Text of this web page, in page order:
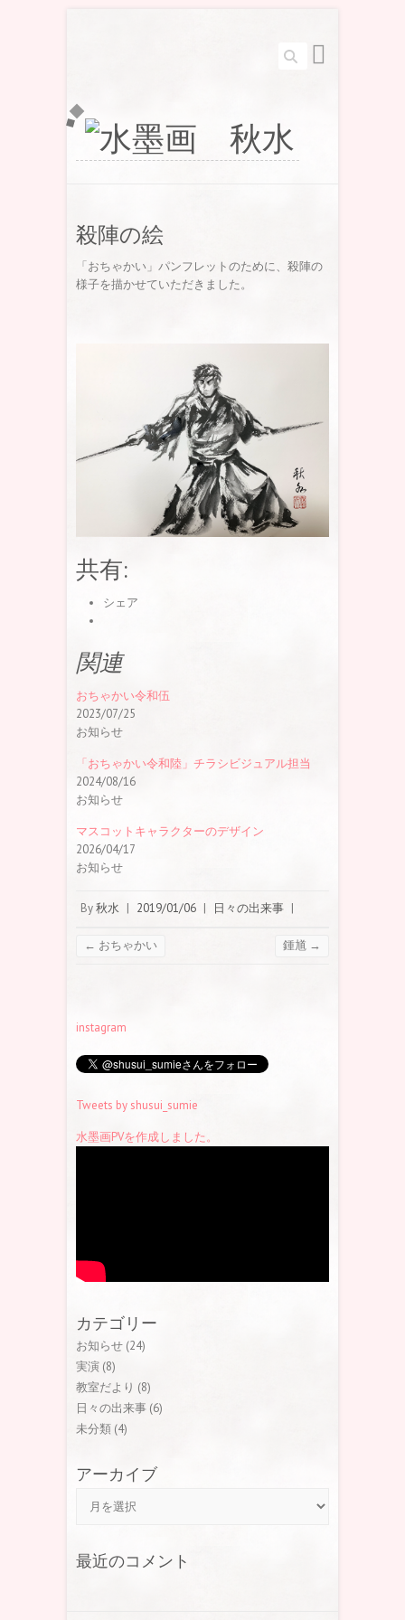
Search
殺陣の絵
「おちゃかい」パンフレットのために、殺陣の
様子を描かせていただきました。
共有:
シェア
関連
おちゃかい令和伍
2023/07/25
お知らせ
「おちゃかい令和陸」チラシビジュアル担当
2024/08/16
お知らせ
マスコットキャラクターのデザイン
2026/04/17
お知らせ
By秋水 | 2019/01/06 | 日々の出来事 |
← おちゃかい 鍾馗 →
instagram
Tweets by shusui_sumie
水墨画PVを作成しました。
カテゴリー
お知らせ (24)
実演 (8)
教室だより (8)
日々の出来事 (6)
未分類 (4)
アーカイブ
最近のコメント